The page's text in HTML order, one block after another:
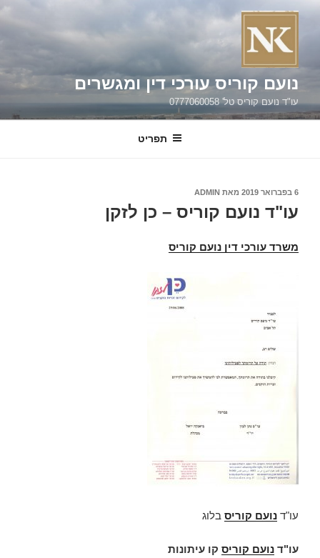
דילוג
נועם קוריס עורכי דין ומגשרים
עו"ד נועם קוריס טל' 0777060058
תפריט
פורסם
6 בפברואר 2019 מאת ADMIN
עו"ד נועם קוריס – כן לזקן
משרד עורכי דין נועם קוריס
עו"ד נועם קוריס בלוג
עו"ד נועם קוריס קו עיתונות